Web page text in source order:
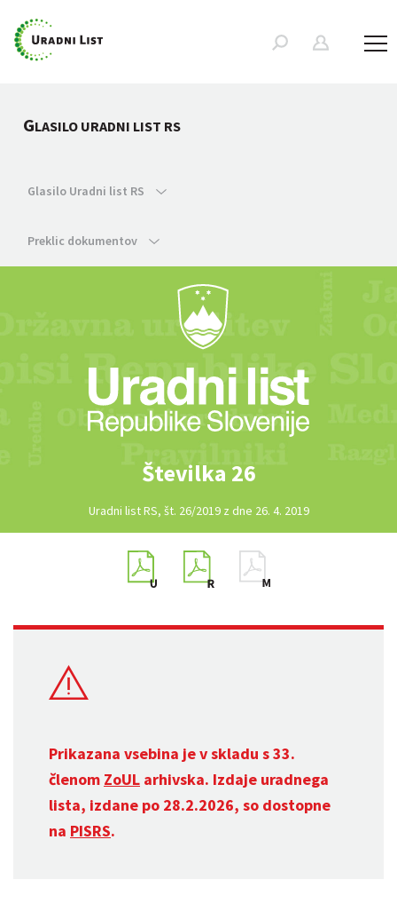
GLASILO URADNI LIST RS
Glasilo Uradni list RS
Preklic dokumentov
Številka 26
Uradni list RS, št. 26/2019 z dne 26. 4. 2019
Prikazana vsebina je v skladu s 33.
členom ZoUL arhivska. Izdaje uradnega
lista, izdane po 28.2.2026, so dostopne
na PISRS.